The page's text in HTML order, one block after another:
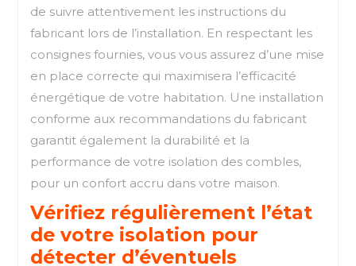
de suivre attentivement les instructions du
fabricant lors de l’installation. En respectant les
consignes fournies, vous vous assurez d’une mise
en place correcte qui maximisera l’efficacité
énergétique de votre habitation. Une installation
conforme aux recommandations du fabricant
garantit également la durabilité et la
performance de votre isolation des combles,
pour un confort accru dans votre maison.
Vérifiez régulièrement l’état
de votre isolation pour
détecter d’éventuels